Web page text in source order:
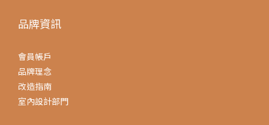
品牌資訊
會員帳戶
品牌理念
改造指南
室內設計部門